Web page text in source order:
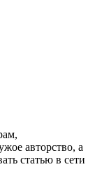
авторство, а
статью в сети